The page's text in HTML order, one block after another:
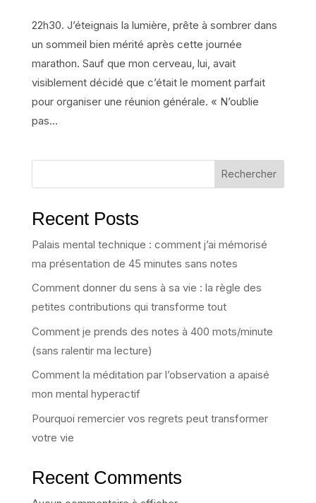
22h30. J’éteignais la lumière, prête à sombrer dans
un sommeil bien mérité après cette journée
marathon. Sauf que mon cerveau, lui, avait
visiblement décidé que c’était le moment parfait
pour organiser une réunion générale. « N’oublie
pas...
Rechercher
Recent Posts
Palais mental technique : comment j’ai mémorisé
ma présentation de 45 minutes sans notes
Comment donner du sens à sa vie : la règle des
petites contributions qui transforme tout
Comment je prends des notes à 400 mots/minute
(sans ralentir ma lecture)
Comment la méditation par l’observation a apaisé
mon mental hyperactif
Pourquoi remercier vos regrets peut transformer
votre vie
Recent Comments